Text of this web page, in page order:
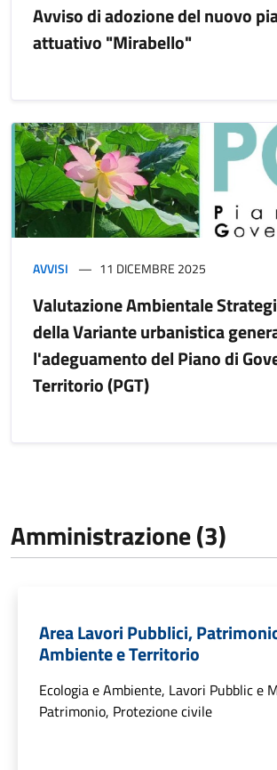
Avviso di adozione del nuovo
attuativo "Mirabello"
AVVISI 11 DICEMBRE 2025
Valutazione Ambientale
della Variante urbanistica
l'adeguamento del Piano di
Territorio (PGT)
Amministrazione (3)
Area Lavori Pubblici,
Ambiente e Territorio
Ecologia e Ambiente, Lavori Pubblic e
Patrimonio, Protezione civile